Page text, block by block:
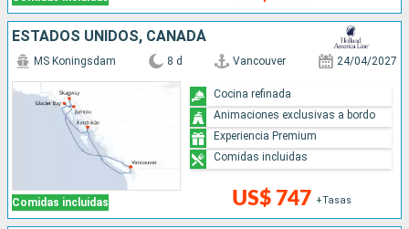
ESTADOS UNIDOS, CANADÁ
Comidas incluidas
MS Koningsdam 8 d Vancouver 24/04/2027
US$ 747 +Tasas
Cocina refinada
Animaciones exclusivas a bordo
Experiencia Premium
Comidas incluidas